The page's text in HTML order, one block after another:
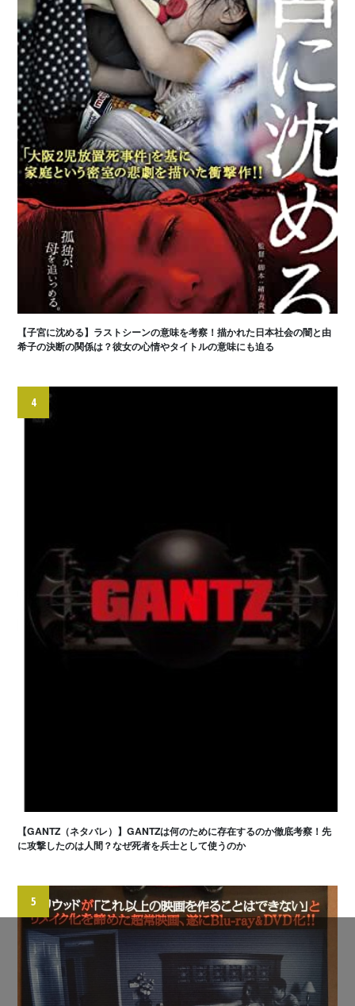
【子宮に沈める】ラストシーンの意味を考察！描かれた日本社会の闇と由
希子の決断の関係は？彼女の心情やタイトルの意味にも迫る
4
【GANTZ（ネタバレ）】GANTZは何のために存在するのか徹底考察！先
に攻撃したのは人間？なぜ死者を兵士として使うのか
5